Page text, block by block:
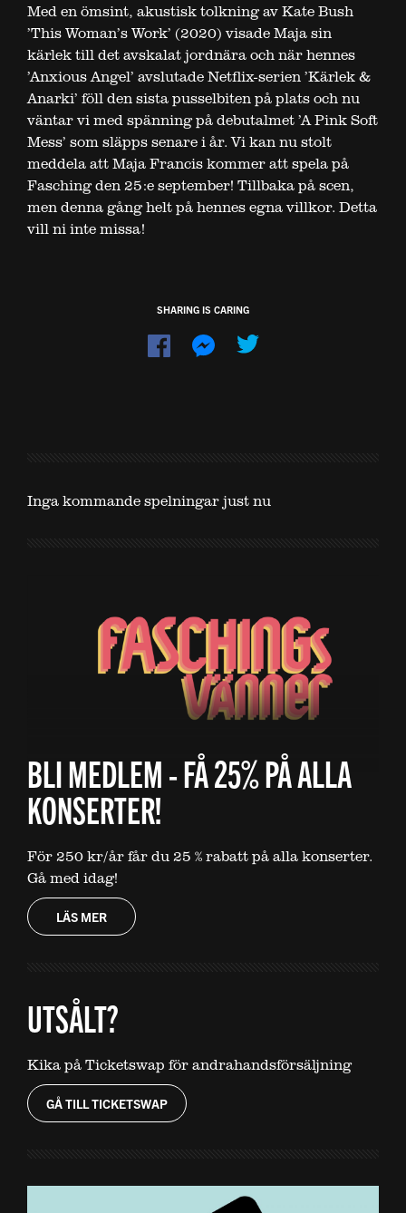
Med en ömsint, akustisk tolkning av Kate Bush
’This Woman’s Work’ (2020) visade Maja sin
kärlek till det avskalat jordnära och när hennes
’Anxious Angel’ avslutade Netflix-serien ’Kärlek &
Anarki’ föll den sista pusselbiten på plats och nu
väntar vi med spänning på debutalmet ’A Pink Soft
Mess’ som släpps senare i år. Vi kan nu stolt
meddela att Maja Francis kommer att spela på
Fasching den 25:e september! Tillbaka på scen,
men denna gång helt på hennes egna villkor. Detta
vill ni inte missa!
SHARING IS CARING
Dela
Dela
Inga kommande spelningar just nu
BLI MEDLEM - FÅ 25% PÅ ALLA
KONSERTER!
För 250 kr/år får du 25 % rabatt på alla konserter.
Gå med idag!
LÄS MER
UTSÅLT?
Kika på Ticketswap för andrahandsförsäljning
GÅ TILL TICKETSWAP